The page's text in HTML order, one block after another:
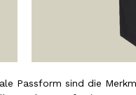
Passform sind die